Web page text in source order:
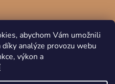
abychom Vám umožnili
analýze provozu webu
výkon a